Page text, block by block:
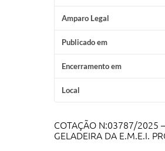
Amparo Legal
Publicado em
Encerramento em
Local
COTAÇÃO N:03787/2025 –
GELADEIRA DA E.M.E.I.